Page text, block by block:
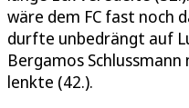
wäre dem FC fast noch
durfte unbedrängt auf
Bergamos
lenkte (42.).